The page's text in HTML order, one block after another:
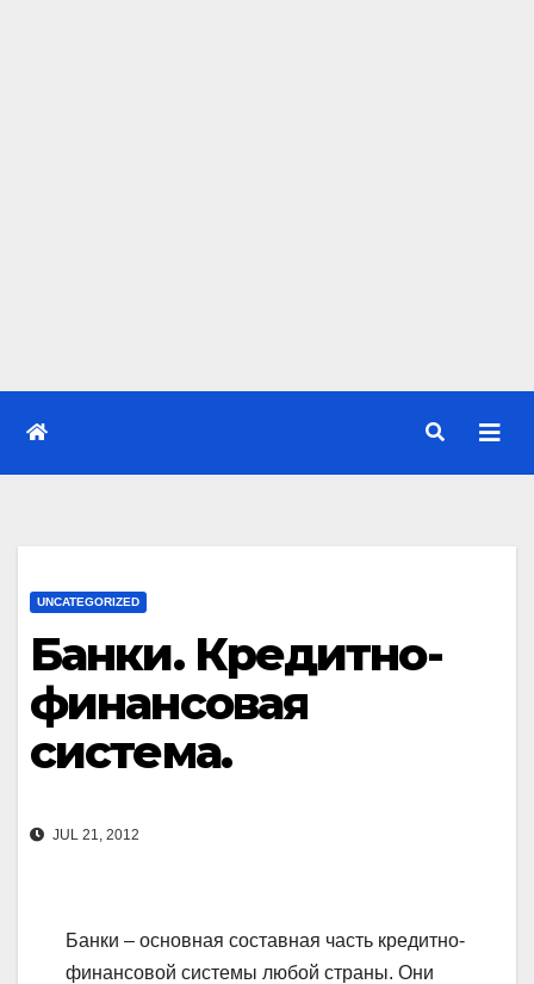
UNCATEGORIZED
Банки. Кредитно-
финансовая
система.
JUL 21, 2012
Банки – основная составная часть кредитно-
финансовой системы любой страны. Они